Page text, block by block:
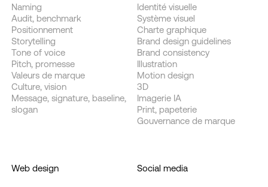
Naming
Audit, benchmark
Positionnement
Storytelling
Tone of voice
Pitch, promesse
Valeurs de marque
Culture, vision
Message, signature, baseline,
slogan
Identité visuelle
Système visuel
Charte graphique
Brand design guidelines
Brand consistency
Illustration
Motion design
3D
Imagerie IA
Print, papeterie
Gouvernance de marque
Web design Social media